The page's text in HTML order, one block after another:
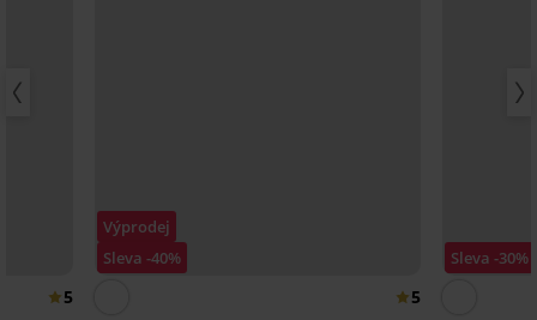
5
Výprodej
Sleva -40%
5
Sleva -30%